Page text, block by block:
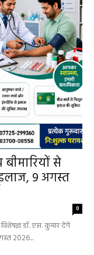
से
9 अगस्त
0
डॉ. एस. कुमार देंगे
2026...